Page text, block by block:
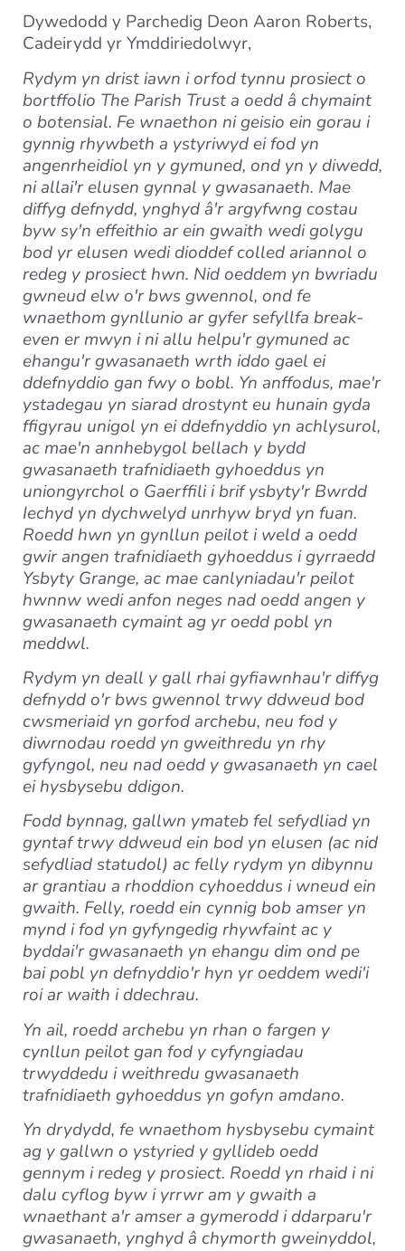
Dywedodd y Parchedig Deon Aaron Roberts,
Cadeirydd yr Ymddiriedolwyr,
Rydym yn drist iawn i orfod tynnu prosiect o
bortffolio The Parish Trust a oedd â chymaint
o botensial. Fe wnaethon ni geisio ein gorau i
gynnig rhywbeth a ystyriwyd ei fod yn
angenrheidiol yn y gymuned, ond yn y diwedd,
ni allai'r elusen gynnal y gwasanaeth. Mae
diffyg defnydd, ynghyd â'r argyfwng costau
byw sy'n effeithio ar ein gwaith wedi golygu
bod yr elusen wedi dioddef colled ariannol o
redeg y prosiect hwn. Nid oeddem yn bwriadu
gwneud elw o'r bws gwennol, ond fe
wnaethom gynllunio ar gyfer sefyllfa break-
even er mwyn i ni allu helpu'r gymuned ac
ehangu'r gwasanaeth wrth iddo gael ei
ddefnyddio gan fwy o bobl. Yn anffodus, mae'r
ystadegau yn siarad drostynt eu hunain gyda
ffigyrau unigol yn ei ddefnyddio yn achlysurol,
ac mae'n annhebygol bellach y bydd
gwasanaeth trafnidiaeth gyhoeddus yn
uniongyrchol o Gaerffili i brif ysbyty'r Bwrdd
Iechyd yn dychwelyd unrhyw bryd yn fuan.
Roedd hwn yn gynllun peilot i weld a oedd
gwir angen trafnidiaeth gyhoeddus i gyrraedd
Ysbyty Grange, ac mae canlyniadau'r peilot
hwnnw wedi anfon neges nad oedd angen y
gwasanaeth cymaint ag yr oedd pobl yn
meddwl.
Rydym yn deall y gall rhai gyfiawnhau'r diffyg
defnydd o'r bws gwennol trwy ddweud bod
cwsmeriaid yn gorfod archebu, neu fod y
diwrnodau roedd yn gweithredu yn rhy
gyfyngol, neu nad oedd y gwasanaeth yn cael
ei hysbysebu ddigon.
Fodd bynnag, gallwn ymateb fel sefydliad yn
gyntaf trwy ddweud ein bod yn elusen (ac nid
sefydliad statudol) ac felly rydym yn dibynnu
ar grantiau a rhoddion cyhoeddus i wneud ein
gwaith. Felly, roedd ein cynnig bob amser yn
mynd i fod yn gyfyngedig rhywfaint ac y
byddai'r gwasanaeth yn ehangu dim ond pe
bai pobl yn defnyddio'r hyn yr oeddem wedi'i
roi ar waith i ddechrau.
Yn ail, roedd archebu yn rhan o fargen y
cynllun peilot gan fod y cyfyngiadau
trwyddedu i weithredu gwasanaeth
trafnidiaeth gyhoeddus yn gofyn amdano.
Yn drydydd, fe wnaethom hysbysebu cymaint
ag y gallwn o ystyried y gyllideb oedd
gennym i redeg y prosiect. Roedd yn rhaid i ni
dalu cyflog byw i yrrwr am y gwaith a
wnaethant a'r amser a gymerodd i ddarparu'r
gwasanaeth, ynghyd â chymorth gweinyddol,